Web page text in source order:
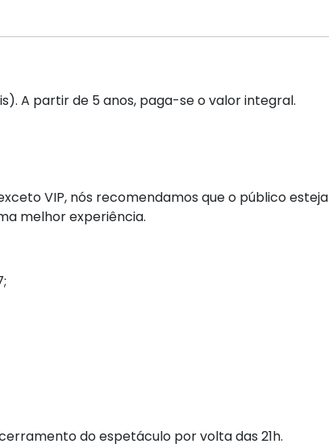
A partir de 5 anos, paga-se o valor integral.
VIP, nós recomendamos que o público esteja
melhor experiência.
do espetáculo por volta das 21h.